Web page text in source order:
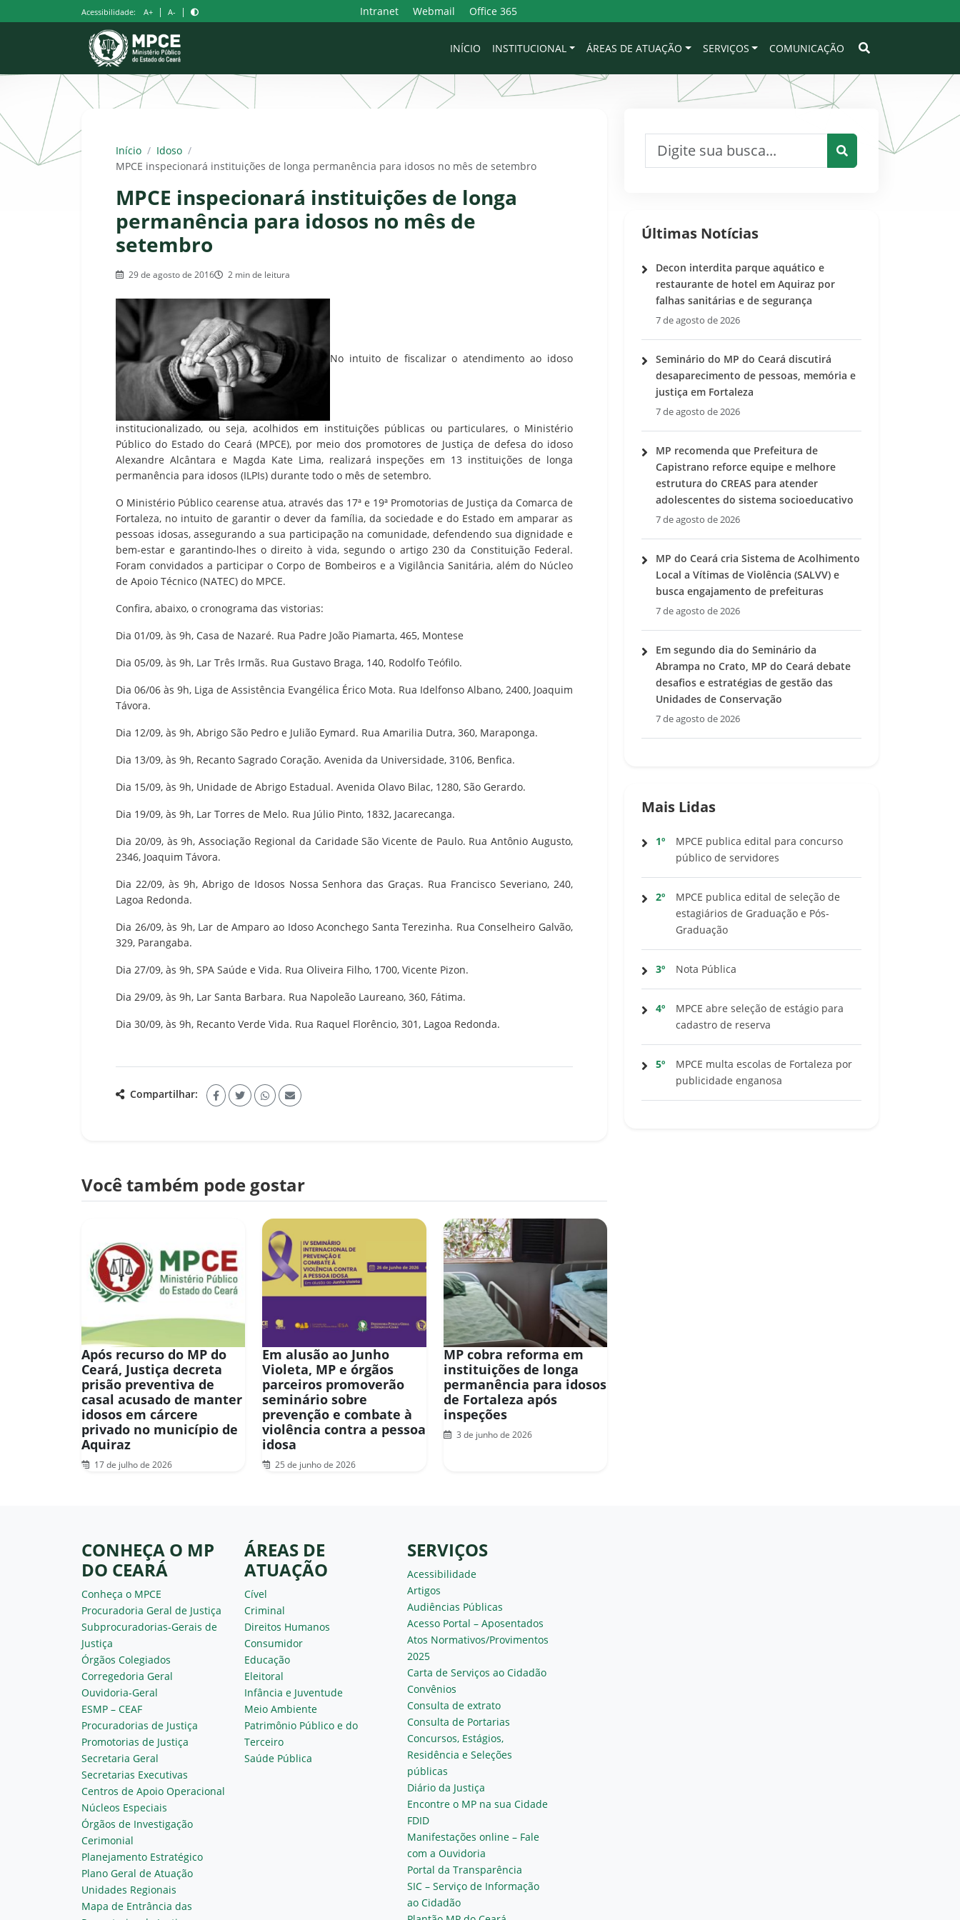
para
Acessibilidade: A+ | A- | Intranet Webmail Office 365
INÍCIO INSTITUCIONAL ÁREAS DE ATUAÇÃO SERVIÇOS COMUNICAÇÃO
Início / Idoso /
MPCE inspecionará instituições de longa permanência para idosos no mês de setembro
MPCE inspecionará instituições de longa
permanência para idosos no mês de
setembro
29 de agosto de 2016 2 min de leitura
No intuito de fiscalizar o atendimento ao idoso
institucionalizado, ou seja, acolhidos em instituições públicas ou particulares, o Ministério
Público do Estado do Ceará (MPCE), por meio dos promotores de Justiça de defesa do idoso
Alexandre Alcântara e Magda Kate Lima, realizará inspeções em 13 instituições de longa
permanência para idosos (ILPIs) durante todo o mês de setembro.
O Ministério Público cearense atua, através das 17ª e 19ª Promotorias de Justiça da Comarca de
Fortaleza, no intuito de garantir o dever da família, da sociedade e do Estado em amparar as
pessoas idosas, assegurando a sua participação na comunidade, defendendo sua dignidade e
bem-estar e garantindo-lhes o direito à vida, segundo o artigo 230 da Constituição Federal.
Foram convidados a participar o Corpo de Bombeiros e a Vigilância Sanitária, além do Núcleo
de Apoio Técnico (NATEC) do MPCE.
Confira, abaixo, o cronograma das vistorias:
Dia 01/09, às 9h, Casa de Nazaré. Rua Padre João Piamarta, 465, Montese
Dia 05/09, às 9h, Lar Três Irmãs. Rua Gustavo Braga, 140, Rodolfo Teófilo.
Dia 06/06 às 9h, Liga de Assistência Evangélica Érico Mota. Rua Idelfonso Albano, 2400, Joaquim
Távora.
Dia 12/09, às 9h, Abrigo São Pedro e Julião Eymard. Rua Amarilia Dutra, 360, Maraponga.
Dia 13/09, às 9h, Recanto Sagrado Coração. Avenida da Universidade, 3106, Benfica.
Dia 15/09, às 9h, Unidade de Abrigo Estadual. Avenida Olavo Bilac, 1280, São Gerardo.
Dia 19/09, às 9h, Lar Torres de Melo. Rua Júlio Pinto, 1832, Jacarecanga.
Dia 20/09, às 9h, Associação Regional da Caridade São Vicente de Paulo. Rua Antônio Augusto,
2346, Joaquim Távora.
Dia 22/09, às 9h, Abrigo de Idosos Nossa Senhora das Graças. Rua Francisco Severiano, 240,
Lagoa Redonda.
Dia 26/09, às 9h, Lar de Amparo ao Idoso Aconchego Santa Terezinha. Rua Conselheiro Galvão,
329, Parangaba.
Dia 27/09, às 9h, SPA Saúde e Vida. Rua Oliveira Filho, 1700, Vicente Pizon.
Dia 29/09, às 9h, Lar Santa Barbara. Rua Napoleão Laureano, 360, Fátima.
Dia 30/09, às 9h, Recanto Verde Vida. Rua Raquel Florêncio, 301, Lagoa Redonda.
Compartilhar:
Você também pode gostar
Após recurso do MP do
Ceará, Justiça decreta
prisão preventiva de
casal acusado de manter
idosos em cárcere
privado no município de
Aquiraz
17 de julho de 2026
Em alusão ao Junho
Violeta, MP e órgãos
parceiros promoverão
seminário sobre
prevenção e combate à
violência contra a pessoa
idosa
25 de junho de 2026
MP cobra reforma em
instituições de longa
permanência para idosos
de Fortaleza após
inspeções
3 de junho de 2026
Pesquisar
Últimas Notícias
Decon interdita parque aquático e
restaurante de hotel em Aquiraz por
falhas sanitárias e de segurança
7 de agosto de 2026
Seminário do MP do Ceará discutirá
desaparecimento de pessoas, memória e
justiça em Fortaleza
7 de agosto de 2026
MP recomenda que Prefeitura de
Capistrano reforce equipe e melhore
estrutura do CREAS para atender
adolescentes do sistema socioeducativo
7 de agosto de 2026
MP do Ceará cria Sistema de Acolhimento
Local a Vítimas de Violência (SALVV) e
busca engajamento de prefeituras
7 de agosto de 2026
Em segundo dia do Seminário da
Abrampa no Crato, MP do Ceará debate
desafios e estratégias de gestão das
Unidades de Conservação
7 de agosto de 2026
Mais Lidas
1º
MPCE publica edital para concurso
público de servidores
2º
MPCE publica edital de seleção de
estagiários de Graduação e Pós-
Graduação
3º Nota Pública
4º
MPCE abre seleção de estágio para
cadastro de reserva
5º
MPCE multa escolas de Fortaleza por
publicidade enganosa
CONHEÇA O MP
DO CEARÁ
Conheça o MPCE
Procuradoria Geral de Justiça
Subprocuradorias-Gerais de
Justiça
Órgãos Colegiados
Corregedoria Geral
Ouvidoria-Geral
ESMP – CEAF
Procuradorias de Justiça
Promotorias de Justiça
Secretaria Geral
Secretarias Executivas
Centros de Apoio Operacional
Núcleos Especiais
Órgãos de Investigação
Cerimonial
Planejamento Estratégico
Plano Geral de Atuação
Unidades Regionais
Mapa de Entrância das
ÁREAS DE
ATUAÇÃO
Cível
Criminal
Direitos Humanos
Consumidor
Educação
Eleitoral
Infância e Juventude
Meio Ambiente
Patrimônio Público e do
Terceiro
Saúde Pública
SERVIÇOS
Acessibilidade
Artigos
Audiências Públicas
Acesso Portal – Aposentados
Atos Normativos/Provimentos
2025
Carta de Serviços ao Cidadão
Convênios
Consulta de extrato
Consulta de Portarias
Concursos, Estágios,
Residência e Seleções
públicas
Diário da Justiça
Encontre o MP na sua Cidade
FDID
Manifestações online – Fale
com a Ouvidoria
Portal da Transparência
SIC – Serviço de Informação
ao Cidadão